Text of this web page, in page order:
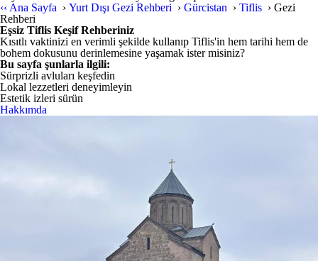
‹‹ Ana Sayfa › Yurt Dışı Gezi Rehberi › Gürcistan › Tiflis › Gezi
Rehberi
Eşsiz Tiflis Keşif Rehberiniz
Kısıtlı vaktinizi en verimli şekilde kullanıp Tiflis'in hem tarihi hem de
bohem dokusunu derinlemesine yaşamak ister misiniz?
Bu sayfa şunlarla ilgili:
Sürprizli avluları keşfedin
Lokal lezzetleri deneyimleyin
Estetik izleri sürün
Hakkımda